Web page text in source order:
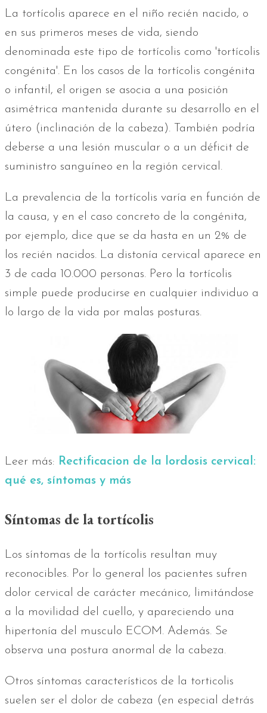
La tortícolis aparece en el niño recién nacido, o
en sus primeros meses de vida, siendo
denominada este tipo de tortícolis como 'tortícolis
congénita'. En los casos de la tortícolis congénita
o infantil, el origen se asocia a una posición
asimétrica mantenida durante su desarrollo en el
útero (inclinación de la cabeza). También podría
deberse a una lesión muscular o a un déficit de
suministro sanguíneo en la región cervical.
La prevalencia de la tortícolis varía en función de
la causa, y en el caso concreto de la congénita,
por ejemplo, dice que se da hasta en un 2% de
los recién nacidos. La distonía cervical aparece en
3 de cada 10.000 personas. Pero la tortícolis
simple puede producirse en cualquier individuo a
lo largo de la vida por malas posturas.
Leer más: Rectificacion de la lordosis cervical:
qué es, síntomas y más
Síntomas de la tortícolis
Los síntomas de la tortícolis resultan muy
reconocibles. Por lo general los pacientes sufren
dolor cervical de carácter mecánico, limitándose
a la movilidad del cuello, y apareciendo una
hipertonía del musculo ECOM. Además. Se
observa una postura anormal de la cabeza.
Otros síntomas característicos de la torticolis
suelen ser el dolor de cabeza (en especial detrás